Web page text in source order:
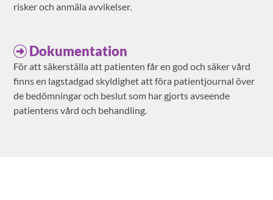
risker och anmäla avvikelser.
Dokumentation
För att säkerställa att patienten får en god och säker vård
finns en lagstadgad skyldighet att föra patientjournal över
de bedömningar och beslut som har gjorts avseende
patientens vård och behandling.